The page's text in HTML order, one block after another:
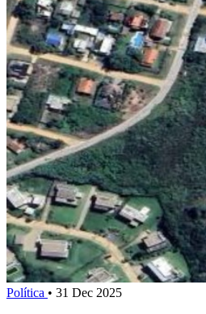
Política • 31 Dec 2025